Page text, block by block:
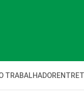
TRABALHADOR